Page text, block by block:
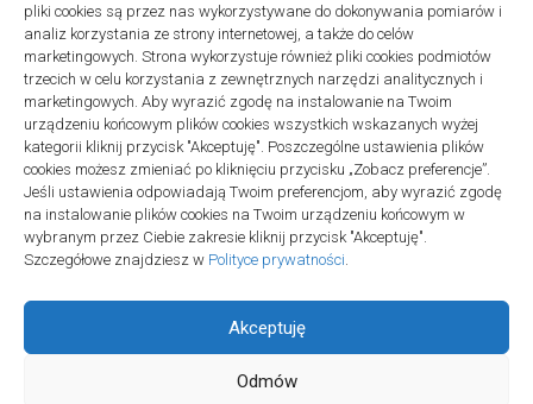
pliki cookies są przez nas wykorzystywane do dokonywania pomiarów i
analiz korzystania ze strony internetowej, a także do celów
marketingowych. Strona wykorzystuje również pliki cookies podmiotów
trzecich w celu korzystania z zewnętrznych narzędzi analitycznych i
marketingowych. Aby wyrazić zgodę na instalowanie na Twoim
urządzeniu końcowym plików cookies wszystkich wskazanych wyżej
kategorii kliknij przycisk "Akceptuję". Poszczególne ustawienia plików
cookies możesz zmieniać po kliknięciu przycisku „Zobacz preferencje”.
Jeśli ustawienia odpowiadają Twoim preferencjom, aby wyrazić zgodę
na instalowanie plików cookies na Twoim urządzeniu końcowym w
wybranym przez Ciebie zakresie kliknij przycisk "Akceptuję".
Szczegółowe znajdziesz w Polityce prywatności.
Akceptuję
Odmów
linki z nap